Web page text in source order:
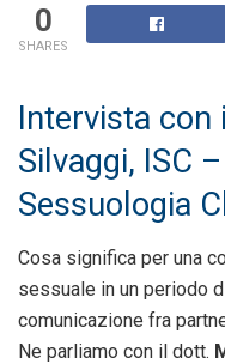
0
SHARES
Intervista
Silvaggi, ISC
Sessuologia
Cosa significa per una
sessuale in un periodo
comunicazione fra
Ne parliamo con il dott.